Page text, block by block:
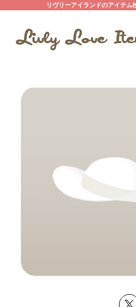
リヴリーアイランドのアイテ